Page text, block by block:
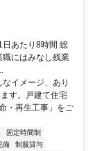
日あたり8時間 総
にはみなし残業
イメージ、あり
す。戸建て住宅
・再生工事」をご
固定時間制
備
制服貸与